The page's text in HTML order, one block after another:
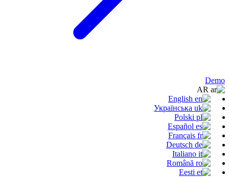
Demo
English
Українська
Polski
Español
Français
Deutsch
Italiano
Română
Eesti